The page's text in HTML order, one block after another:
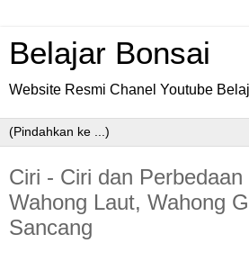
Belajar Bonsai
Website Resmi Chanel Youtube
Ciri - Ciri dan Perbedaan
Wahong Laut, Wahong
Sancang